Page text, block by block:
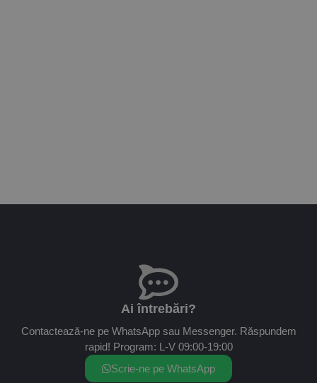
Ai întrebări?
Contactează-ne pe WhatsApp sau Messenger. Răspundem
rapid! Program: L-V 09:00-19:00
Scrie-ne pe WhatsApp